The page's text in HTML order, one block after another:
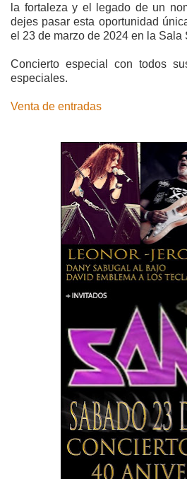
la fortaleza y el legado de un
dejes pasar esta oportunidad
el 23 de marzo de 2024 en la Sala
Concierto especial con todos
especiales.
Venta de entradas